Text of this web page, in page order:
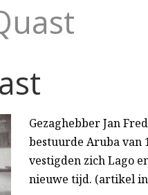
Gezaghebber Jan
bestuurde Aruba van
vestigden zich Lago
nieuwe tijd. (artikel